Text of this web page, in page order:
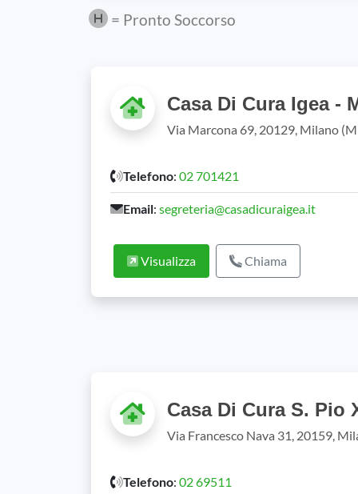
= Pronto Soccorso
Casa Di Cura Igea -
Via Marcona 69, 20129, Milano
Telefono: 02 701421
Email: segreteria@casadicuraigea.it
Visualizza Chiama
Casa Di Cura S. Pio
Via Francesco Nava 31, 20159,
Telefono: 02 69511